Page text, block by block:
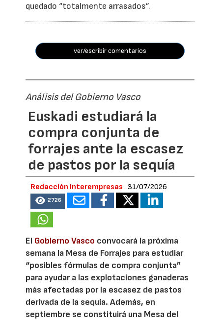
quedado “totalmente arrasados”.
ver/escribir comentarios
Análisis del Gobierno Vasco
Euskadi estudiará la
compra conjunta de
forrajes ante la escasez
de pastos por la sequía
Redacción Interempresas 31/07/2026
2726
El Gobierno Vasco convocará la próxima
semana la Mesa de Forrajes para estudiar
“posibles fórmulas de compra conjunta”
para ayudar a las explotaciones ganaderas
más afectadas por la escasez de pastos
derivada de la sequía. Además, en
septiembre se constituirá una Mesa del